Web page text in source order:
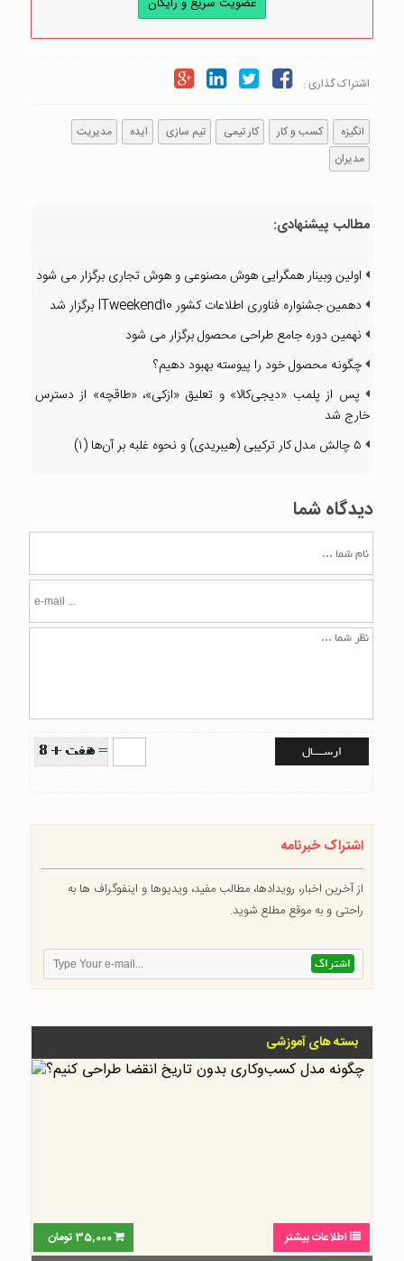
اشتراک گذاری :
انگیزه کسب و کار کار تیمی تیم سازی ایده
مدیریت
مدیران
مطالب پیشنهادی:
اولین وبینار همگرایی هوش مصنوعی و هوش تجاری برگزار می شود
دهمین جشنواره فناوری اطلاعات کشور ITweekend10 برگزار شد
نهمین دوره جامع طراحی محصول برگزار می شود
چگونه محصول خود را پیوسته بهبود دهیم؟
پس از پلمب «دیجی‌کالا» و تعلیق «ازکی»، «طاقچه» از دسترس
خارج شد
۵ چالش مدل کار ترکیبی (هیبریدی) و نحوه غلبه بر آن‌ها (۱)
دیدگاه شما
اشتراک خبرنامه
از آخرین اخبار، رویدادها، مطالب مفید، ویدیوها و اینفوگراف ها به
راحتی و به موقع مطلع شوید.
بسته های آموزشی
35,000تومان